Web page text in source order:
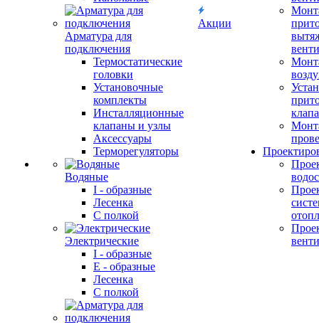
Арматура для
подключения
Термостатические
головки
Установочные
комплекты
Инсталляционные
клапаны и узлы
Аксессуары
Терморегуляторы
Водяные
I - образные
Лесенка
С полкой
Электрические
I - образные
E - образные
Лесенка
С полкой
Акции